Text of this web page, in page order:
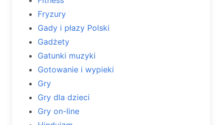
Fryzury
Gady i płazy Polski
Gadżety
Gatunki muzyki
Gotowanie i wypieki
Gry
Gry dla dzieci
Gry on-line